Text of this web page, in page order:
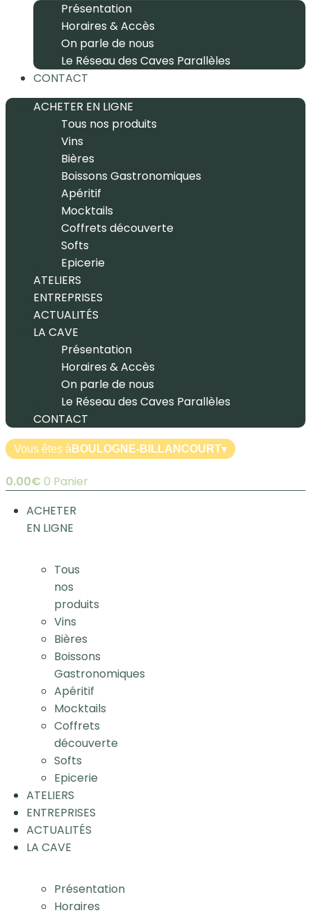
Présentation
Horaires & Accès
On parle de nous
Le Réseau des Caves Parallèles
CONTACT
ACHETER EN LIGNE
Tous nos produits
Vins
Bières
Boissons Gastronomiques
Apéritif
Mocktails
Coffrets découverte
Softs
Epicerie
ATELIERS
ENTREPRISES
ACTUALITÉS
LA CAVE
Présentation
Horaires & Accès
On parle de nous
Le Réseau des Caves Parallèles
CONTACT
Vous êtes à BOULOGNE-BILLANCOURT▾
0.00€ 0 Panier
ACHETER
EN LIGNE
Tous
nos
produits
Vins
Bières
Boissons
Gastronomiques
Apéritif
Mocktails
Coffrets
découverte
Softs
Epicerie
ATELIERS
ENTREPRISES
ACTUALITÉS
LA CAVE
Présentation
Horaires